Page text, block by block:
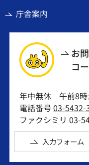
庁舎案内
お
コ
年中無休 午前8時
電話番号03-5432-
ファクシミリ 03-
入力フォーム